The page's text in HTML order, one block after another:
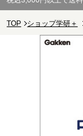
TOP ショップ学研＋